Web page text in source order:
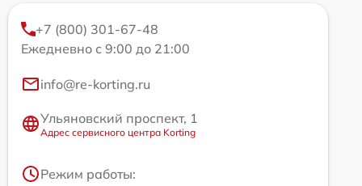
+7 (800) 301-67-48
Ежедневно с 9:00 до 21:00
info@re-korting.ru
Ульяновский проспект, 1
Адрес сервисного центра Korting
Режим работы: